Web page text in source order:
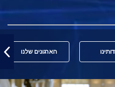
הארגונים שלנו